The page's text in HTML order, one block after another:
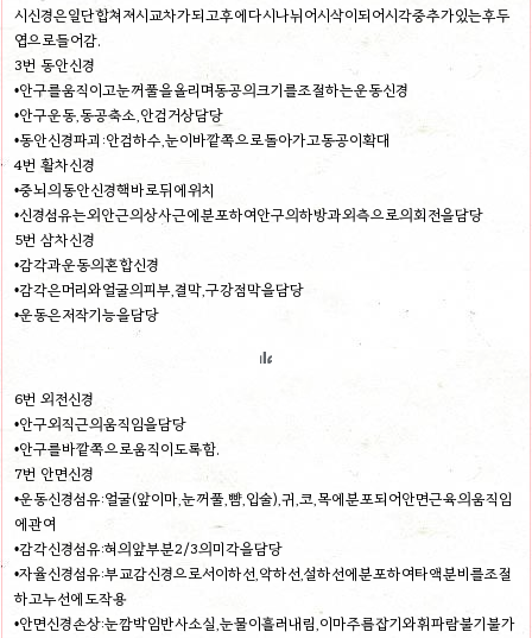
시신경은일단합쳐져시교차가되고후에다시나뉘어시삭이되어시각중추가있는후두
엽으로들어감.
3번 동안신경
•안구를움직이고눈꺼풀을올리며동공의크기를조절하는운동신경
•안구운동,동공축소,안검거상담당
•동안신경파괴:안검하수,눈이바깥쪽으로돌아가고동공이확대
4번 활차신경
•중뇌의동안신경핵바로뒤에위치
•신경섬유는외안근의상사근에분포하여안구의하방과외측으로의회전을담당
5번 삼차신경
•감각과운동의혼합신경
•감각은머리와얼굴의피부,결막,구강점막을담당
•운동은저작기능을담당
6번 외전신경
•안구외직근의움직임을담당
•안구를바깥쪽으로움직이도록함.
7번 안면신경
•운동신경섬유:얼굴(앞이마,눈꺼풀,뺨,입술),귀,코,목에분포되어안면근육의움직임
에관여
•감각신경섬유:혀의앞부분2/3의미각을담당
•자율신경섬유:부교감신경으로서이하선,악하선,설하선에분포하여타액분비를조절
하고누선에도작용
•안면신경손상:눈깜박임반사소실,눈물이흘러내림,이마주름잡기와휘파람불기불가